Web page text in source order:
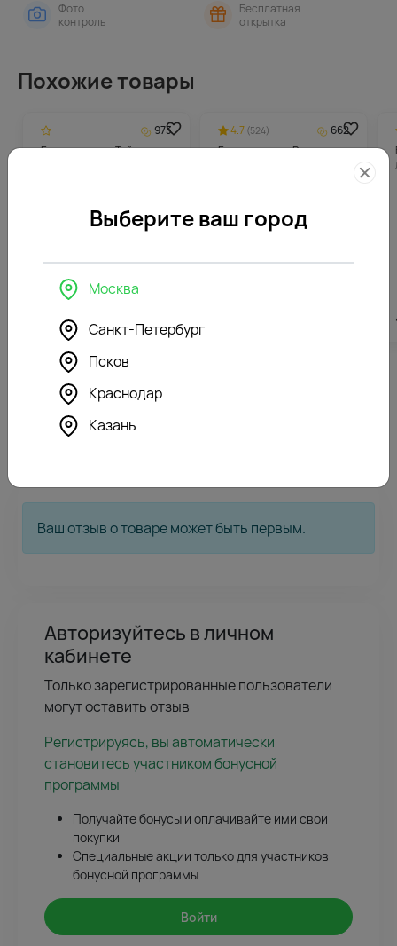
Фото
контроль
Бесплатная
открытка
Похожие товары
973
Букет невесты Тайна
19441 ₽
4.7 (524)
662
Букет невесты Роза
Отзывы покупателей
Ваш отзыв о товаре может быть первым.
Авторизуйтесь в личном
кабинете
Только зарегистрированные пользователи
могут оставить отзыв
Регистрируясь, вы автоматически
становитесь участником бонусной
программы
Получайте бонусы и оплачивайте ими свои
покупки
Специальные акции только для участников
бонусной программы
Войти
Выберите ваш город
Москва
Санкт-Петербург
Псков
Краснодар
Казань